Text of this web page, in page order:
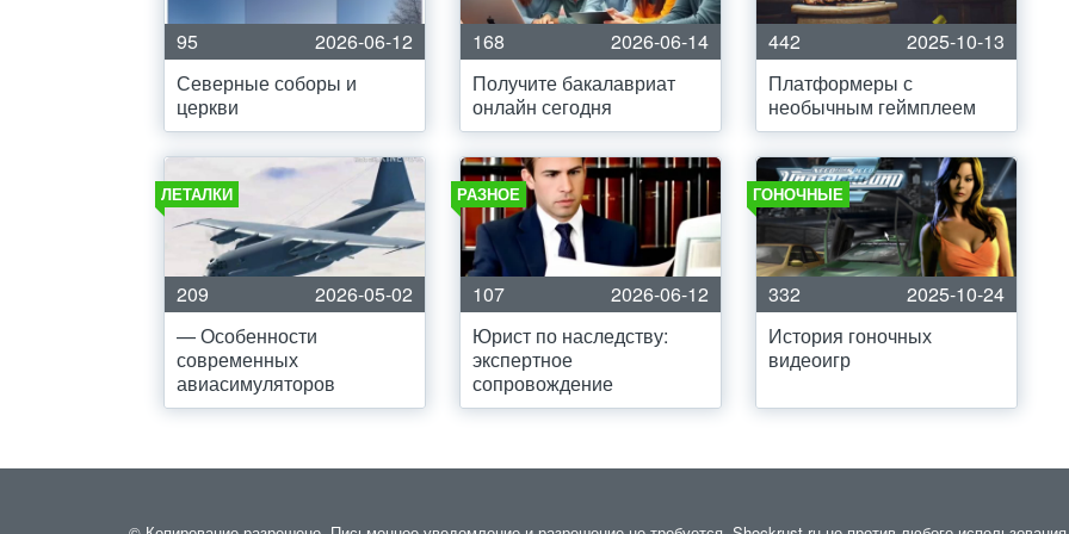
95
2026-06-12
Северные соборы и
церкви
168
2026-06-14
Получите бакалавриат
онлайн сегодня
442
2025-10-13
Платформеры с
необычным геймплеем
ЛЕТАЛКИ
209
2026-05-02
— Особенности
современных
авиасимуляторов
РАЗНОЕ
107
2026-06-12
Юрист по наследству:
экспертное
сопровождение
ГОНОЧНЫЕ
332
2025-10-24
История гоночных
видеоигр